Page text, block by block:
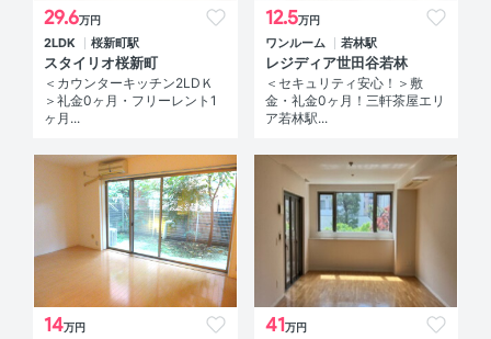
29.6万円
2LDK 桜新町駅
スタイリオ桜新町
＜カウンターキッチン2LDＫ
＞礼金0ヶ月・フリーレント1
ヶ月...
12.5万円
ワンルーム 若林駅
レジディア世田谷若林
＜セキュリティ安心！＞敷
金・礼金0ヶ月！三軒茶屋エリ
ア若林駅...
14万円 41万円